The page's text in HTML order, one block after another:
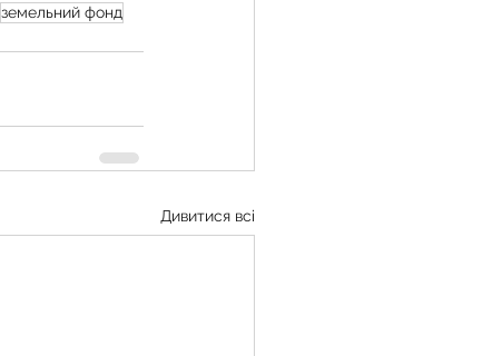
земельний фонд
Дивитися всі